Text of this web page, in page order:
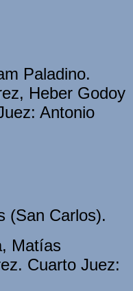
Paladino.
Heber Godoy
Antonio
(San Carlos).
Matías
Cuarto Juez: